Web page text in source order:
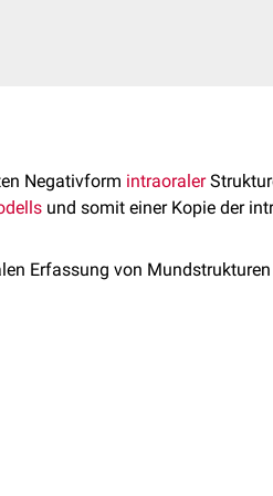
Negativform intraoraler
und somit einer Kopie der
Erfassung von
weiteren Verarbeitung zu einem
versendet oder mit einem 3D-